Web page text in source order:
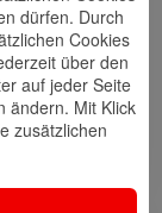
Center
dürfen. Durch
Cookies
über den
auf jeder Seite
ändern. Mit Klick
zusätzlichen